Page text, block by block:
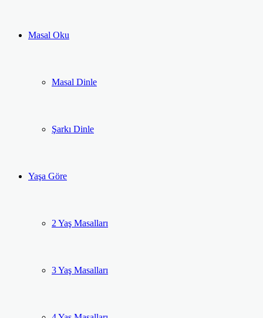
Masal Oku
Masal Dinle
Şarkı Dinle
Yaşa Göre
2 Yaş Masalları
3 Yaş Masalları